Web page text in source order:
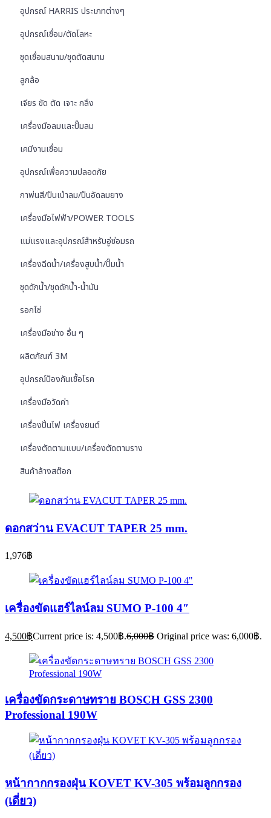
อุปกรณ์ HARRIS ประเภทต่างๆ
อุปกรณ์เชื่อม/ตัดโลหะ
ชุดเชื่อมสนาม/ชุดตัดสนาม
ลูกล้อ
เจียร ขัด ตัด เจาะ กลึง
เครื่องมือลมและปั๊มลม
เคมีงานเชื่อม
อุปกรณ์เพื่อความปลอดภัย
กาพ่นสี/ปืนเป่าลม/ปืนอัดลมยาง
เครื่องมือไฟฟ้า/POWER TOOLS
แม่แรงและอุปกรณ์สำหรับอู่ซ่อมรถ
เครื่องฉีดน้ำ/เครื่องสูบน้ำ/ปั๊มน้ำ
ชุดดักน้ำ/ชุดดักน้ำ-น้ำมัน
รอกโซ่
เครื่องมือช่าง อื่น ๆ
ผลิตภัณฑ์ 3M
อุปกรณ์ป้องกันเชื้อโรค
เครื่องมือวัดค่า
เครื่องปั่นไฟ เครื่องยนต์
เครื่องตัดตามแบบ/เครื่องตัดตามราง
สินค้าล้างสต๊อก
ดอกสว่าน EVACUT TAPER 25 mm.
1,976฿
เครื่องขัดแฮร์ไลน์ลม SUMO P-100 4″
4,500฿Current price is: 4,500฿.6,000฿ Original price was: 6,000฿.
เครื่องขัดกระดาษทราย BOSCH GSS 2300
Professional 190W
หน้ากากกรองฝุ่น KOVET KV-305 พร้อมลูกกรอง
(เดี่ยว)